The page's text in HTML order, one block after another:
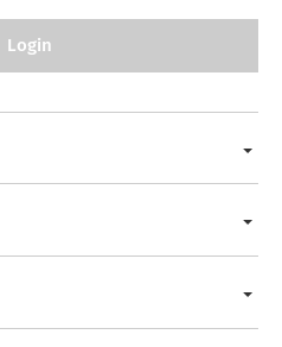
Login